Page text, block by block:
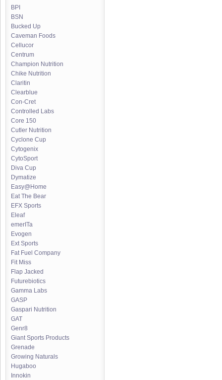
BPI
BSN
Bucked Up
Caveman Foods
Cellucor
Centrum
Champion Nutrition
Chike Nutrition
Claritin
Clearblue
Con-Cret
Controlled Labs
Core 150
Cutler Nutrition
Cyclone Cup
Cytogenix
CytoSport
Diva Cup
Dymatize
Easy@Home
Eat The Bear
EFX Sports
Eleaf
emerITa
Evogen
Ext Sports
Fat Fuel Company
Fit Miss
Flap Jacked
Futurebiotics
Gamma Labs
GASP
Gaspari Nutrition
GAT
Genr8
Giant Sports Products
Grenade
Growing Naturals
Hugaboo
Innokin